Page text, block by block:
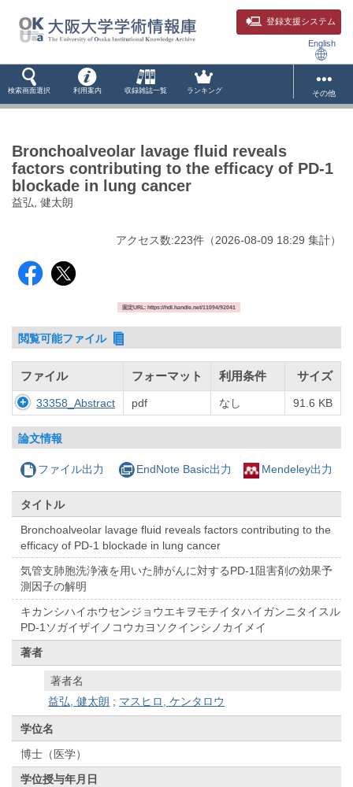
登録支援システム
English
検索画面選択 利用案内 収録雑誌一覧 ランキング その他
Bronchoalveolar lavage fluid reveals
factors contributing to the efficacy of PD-1
blockade in lung cancer
益弘, 健太朗
アクセス数:223件 （2026-08-09 18:29 集計）
固定URL: https://hdl.handle.net/11094/92041
閲覧可能ファイル
ファイル フォーマット 利用条件 サイズ
33358_Abstract pdf なし 91.6 KB
論文情報
ファイル出力 EndNote Basic出力 Mendeley出力
タイトル
Bronchoalveolar lavage fluid reveals factors contributing to the
efficacy of PD-1 blockade in lung cancer
気管支肺胞洗浄液を用いた肺がんに対するPD-1阻害剤の効果予
測因子の解明
キカンシハイホウセンジョウエキヲモチイタハイガンニタイスル
PD-1ソガイザイノコウカヨソクインシノカイメイ
著者
著者名
益弘, 健太朗 ; マスヒロ, ケンタロウ
学位名
博士（医学）
学位授与年月日